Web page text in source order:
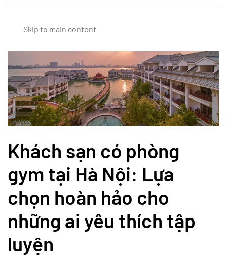
Skip to main content
Khách sạn có phòng
gym tại Hà Nội: Lựa
chọn hoàn hảo cho
những ai yêu thích tập
luyện